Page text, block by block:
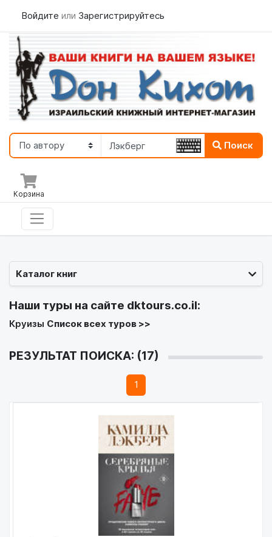
Войдите или Зарегистрируйтесь
Поиск
Корзина
Каталог книг
Наши туры на сайте dktours.co.il:
Круизы Список всех туров >>
РЕЗУЛЬТАТ ПОИСКА: (17)
1